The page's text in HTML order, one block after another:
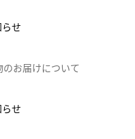
せ
お届けについて
せ